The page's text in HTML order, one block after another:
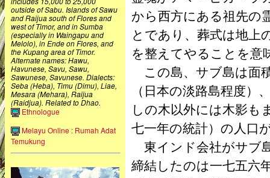
から西方にある祖先の
とであり、葬式は地上
を整えてやることを意
この島、サブ島は面
（日本の淡路島程度
しの木以外には木影も
七一年の統計）の人口
東インド会社がサブ
締結したのは一七五六
outside of Sabu. Islands of Sawu
and Raijua south of Flores and
west of Timor, and in Sumba
(especially in Waingapu and
Melolo), in Ende on Flores, and
the Kupang area of Timor.
Alternate names: Hawu,
Havunese, Savu, Sawu,
Sawunese, Savunese. Dialects:
Seba (Heba), Timu (Dimu), Liae,
Mesara (Mehara), Raijua
(Raidjua). Related to Dhao.
Ethnologue
Melayu Online : Rumah Adat
Temukung